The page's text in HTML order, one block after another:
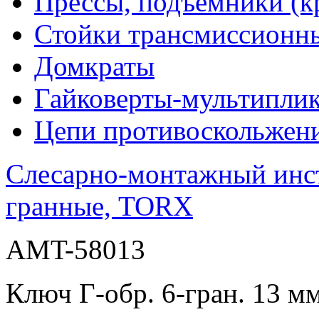
Стойки
Домкраты
Гайковерты-
Цепи
Слесарно-монтажный
гранные, TORX
AMT-58013
Ключ Г-обр. 6-гран. 13